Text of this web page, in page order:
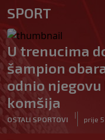
SPORT
U trenucima
šampion
odnio
komšija
OSTALI SPORTOVI
|
prije 5